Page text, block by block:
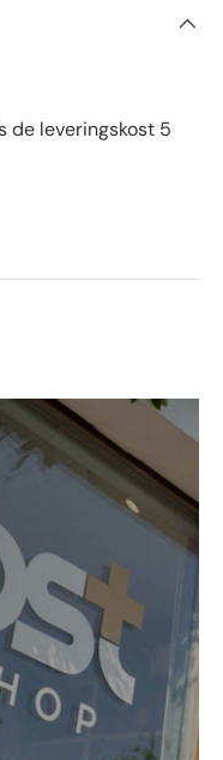
de leveringskost 5